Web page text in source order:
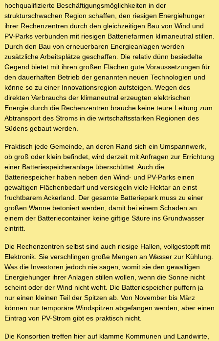
hochqualifizierte Beschäftigungsmöglichkeiten in der
strukturschwachen Region schaffen, den riesigen Energiehunger
ihrer Rechenzentren durch den gleichzeitigen Bau von Wind und
PV-Parks verbunden mit riesigen Batteriefarmen klimaneutral stillen.
Durch den Bau von erneuerbaren Energieanlagen werden
zusätzliche Arbeitsplätze geschaffen. Die relativ dünn besiedelte
Gegend bietet mit ihren großen Flächen gute Voraussetzungen für
den dauerhaften Betrieb der genannten neuen Technologien und
könne so zu einer Innovationsregion aufsteigen. Wegen des
direkten Verbrauchs der klimaneutral erzeugten elektrischen
Energie durch die Rechenzentren brauche keine teure Leitung zum
Abtransport des Stroms in die wirtschaftsstarken Regionen des
Südens gebaut werden.
Praktisch jede Gemeinde, an deren Rand sich ein Umspannwerk,
ob groß oder klein befindet, wird derzeit mit Anfragen zur Errichtung
einer Batteriespeicheranlage überschüttet. Auch die
Batteriespeicher haben neben den Wind- und PV-Parks einen
gewaltigen Flächenbedarf und versiegeln viele Hektar an einst
fruchtbarem Ackerland. Der gesamte Batteriepark muss zu einer
großen Wanne betoniert werden, damit bei einem Schaden an
einem der Batteriecontainer keine giftige Säure ins Grundwasser
eintritt.
Die Rechenzentren selbst sind auch riesige Hallen, vollgestopft mit
Elektronik. Sie verschlingen große Mengen an Wasser zur Kühlung.
Was die Investoren jedoch nie sagen, womit sie den gewaltigen
Energiehunger ihrer Anlagen stillen wollen, wenn die Sonne nicht
scheint oder der Wind nicht weht. Die Batteriespeicher puffern ja
nur einen kleinen Teil der Spitzen ab. Von November bis März
können nur temporäre Windspitzen abgefangen werden, aber einen
Eintrag von PV-Strom gibt es praktisch nicht.
Die Konsortien treffen hier auf klamme Kommunen und Landwirte,